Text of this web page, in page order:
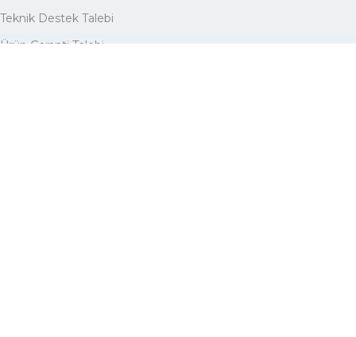
Teknik Destek Talebi
Ürün Garanti Talebi